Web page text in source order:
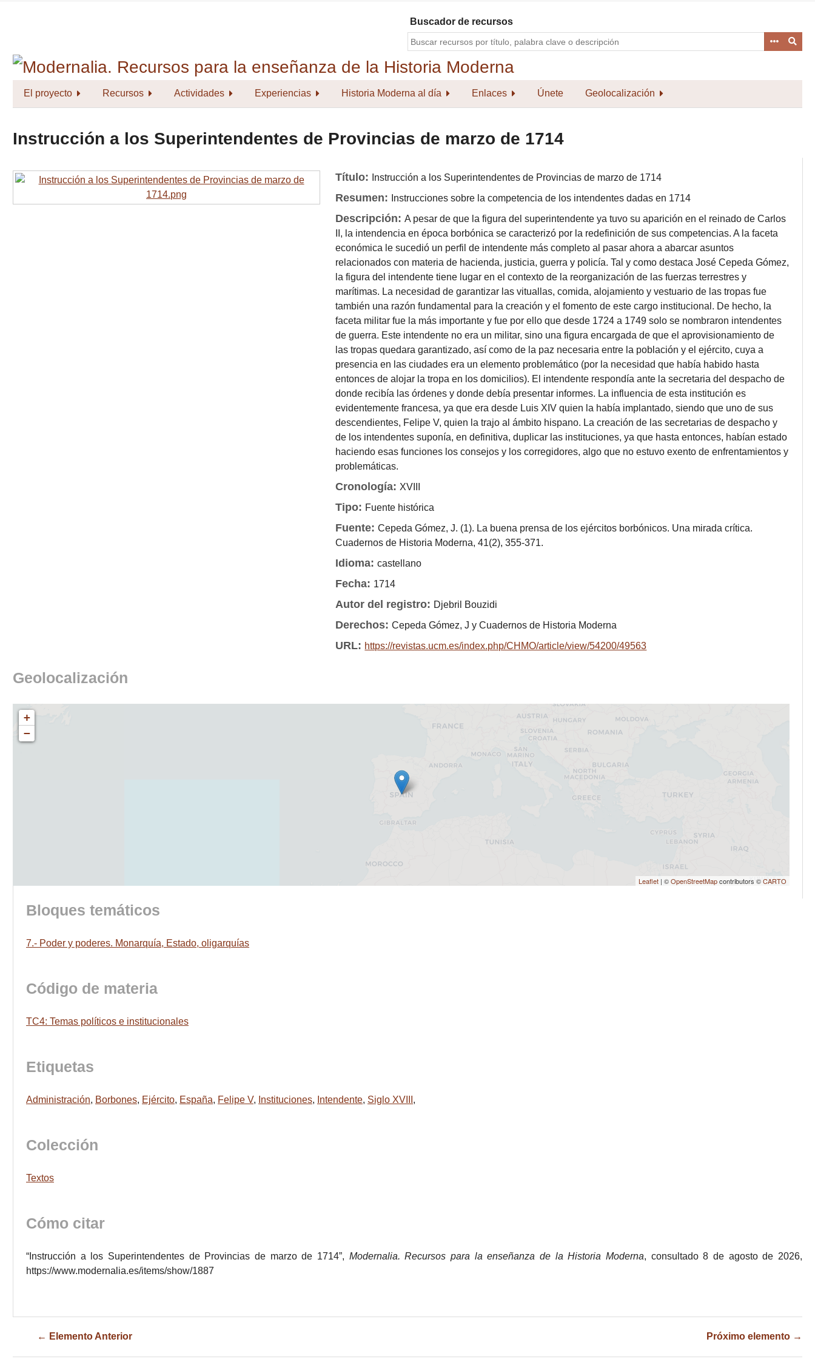
Buscador de recursos
El proyecto Recursos Actividades Experiencias Historia Moderna al día Enlaces Únete Geolocalización
Instrucción a los Superintendentes de Provincias de marzo de 1714
Título: Instrucción a los Superintendentes de Provincias de marzo de 1714
Resumen: Instrucciones sobre la competencia de los intendentes dadas en 1714
Descripción:A pesar de que la figura del superintendente ya tuvo su aparición en el reinado de Carlos
II, la intendencia en época borbónica se caracterizó por la redefinición de sus competencias. A la faceta
económica le sucedió un perfil de intendente más completo al pasar ahora a abarcar asuntos
relacionados con materia de hacienda, justicia, guerra y policía. Tal y como destaca José Cepeda Gómez,
la figura del intendente tiene lugar en el contexto de la reorganización de las fuerzas terrestres y
marítimas. La necesidad de garantizar las vituallas, comida, alojamiento y vestuario de las tropas fue
también una razón fundamental para la creación y el fomento de este cargo institucional. De hecho, la
faceta militar fue la más importante y fue por ello que desde 1724 a 1749 solo se nombraron intendentes
de guerra. Este intendente no era un militar, sino una figura encargada de que el aprovisionamiento de
las tropas quedara garantizado, así como de la paz necesaria entre la población y el ejército, cuya a
presencia en las ciudades era un elemento problemático (por la necesidad que había habido hasta
entonces de alojar la tropa en los domicilios). El intendente respondía ante la secretaria del despacho de
donde recibía las órdenes y donde debía presentar informes. La influencia de esta institución es
evidentemente francesa, ya que era desde Luis XIV quien la había implantado, siendo que uno de sus
descendientes, Felipe V, quien la trajo al ámbito hispano. La creación de las secretarias de despacho y
de los intendentes suponía, en definitiva, duplicar las instituciones, ya que hasta entonces, habían estado
haciendo esas funciones los consejos y los corregidores, algo que no estuvo exento de enfrentamientos y
problemáticas.
Cronología: XVIII
Tipo: Fuente histórica
Fuente:Cepeda Gómez, J. (1). La buena prensa de los ejércitos borbónicos. Una mirada crítica.
Cuadernos de Historia Moderna, 41(2), 355-371.
Idioma:castellano
Fecha: 1714
Autor del registro: Djebril Bouzidi
Derechos:Cepeda Gómez, J y Cuadernos de Historia Moderna
URL: https://revistas.ucm.es/index.php/CHMO/article/view/54200/49563
Geolocalización
+
−
Leaflet | ©OpenStreetMapcontributors ©CARTO
Bloques temáticos
7.- Poder y poderes. Monarquía, Estado, oligarquías
Código de materia
TC4: Temas políticos e institucionales
Etiquetas
Administración, Borbones, Ejército, España, Felipe V, Instituciones, Intendente, Siglo XVIII ,
Colección
Textos
Cómo citar
“Instrucción a los Superintendentes de Provincias de marzo de 1714”, Modernalia. Recursos para la enseñanza de la Historia Moderna, consultado 8 de agosto de 2026,
https://www.modernalia.es/items/show/1887
← Elemento Anterior Próximo elemento →